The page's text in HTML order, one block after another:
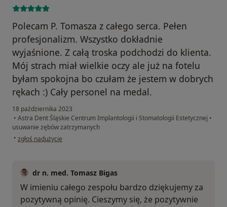
Polecam P. Tomasza z całego serca. Pełen
profesjonalizm. Wszystko dokładnie
wyjaśnione. Z całą troska podchodzi do klienta.
Mój strach miał wielkie oczy ale już na fotelu
byłam spokojna bo czułam że jestem w dobrych
rękach :) Cały personel na medal.
18 października 2023
• Astra Dent Śląskie Centrum Implantologii i Stomatologii Estetycznej •
usuwanie zębów zatrzymanych
• w opinii użytkownika Karolina S
zgłoś nadużycie
dr n. med. Tomasz Bigas
W imieniu całego zespołu bardzo dziękujemy za
pozytywną opinię. Cieszymy się, że pozytywnie